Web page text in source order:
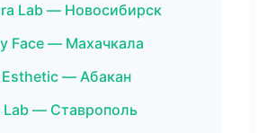
Lab — Новосибирск
Face — Махачкала
Esthetic — Абакан
Lab — Ставрополь